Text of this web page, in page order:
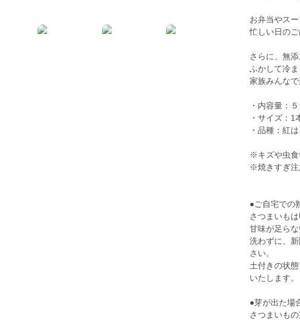
お弁当やス
忙しい日のご
さらに、無
ふかして冷
家族みんなで
・内容量：
・サイズ：1
・品種：紅
※キズや虫食
※焼きすぎ注
●ご自宅での
さつまいも
甘味が足ら
洗わずに、
さい。
土付きの状
いたします。
●芽が出た場
さつまいも